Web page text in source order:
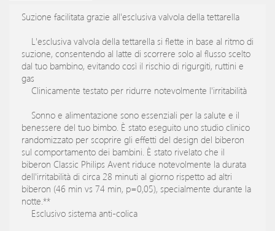
Suzione facilitata grazie all'esclusiva valvola della tettarella
L'esclusiva valvola della tettarella si flette in base al ritmo di
suzione, consentendo al latte di scorrere solo al flusso scelto
dal tuo bambino, evitando così il rischio di rigurgiti, ruttini e
gas
Clinicamente testato per ridurre notevolmente l'irritabilità
Sonno e alimentazione sono essenziali per la salute e il
benessere del tuo bimbo. È stato eseguito uno studio clinico
randomizzato per scoprire gli effetti del design del biberon
sul comportamento dei bambini. È stato rivelato che il
biberon Classic Philips Avent riduce notevolmente la durata
dell'irritabilità di circa 28 minuti al giorno rispetto ad altri
biberon (46 min vs 74 min, p=0,05), specialmente durante la
notte.**
Esclusivo sistema anti-colica